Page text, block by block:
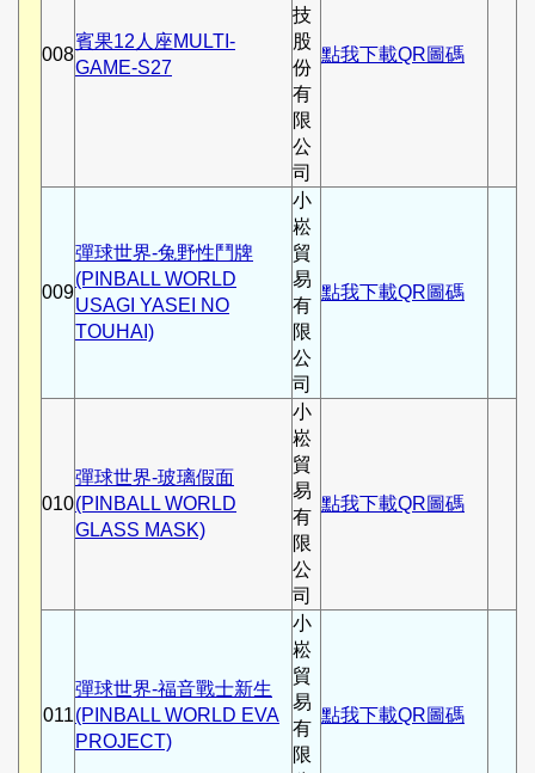
008
賓果12人座MULTI-
GAME-S27
技
股
份
有
限
公
司
點我下載QR圖碼
009
彈球世界-兔野性鬥牌
(PINBALL WORLD
USAGI YASEI NO
TOUHAI)
小
崧
貿
易
有
限
公
司
點我下載QR圖碼
010
彈球世界-玻璃假面
(PINBALL WORLD
GLASS MASK)
小
崧
貿
易
有
限
公
司
點我下載QR圖碼
011
彈球世界-福音戰士新生
(PINBALL WORLD EVA
PROJECT)
小
崧
貿
易
有
限
點我下載QR圖碼